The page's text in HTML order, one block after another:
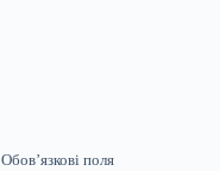
Обов’язкові поля